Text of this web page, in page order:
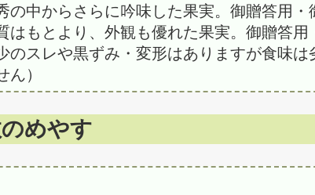
中からさらに吟味した果実。御贈答用・
もとより、外観も優れた果実。御贈答用
スレや黒ずみ・変形はありますが食味は
）
めやす